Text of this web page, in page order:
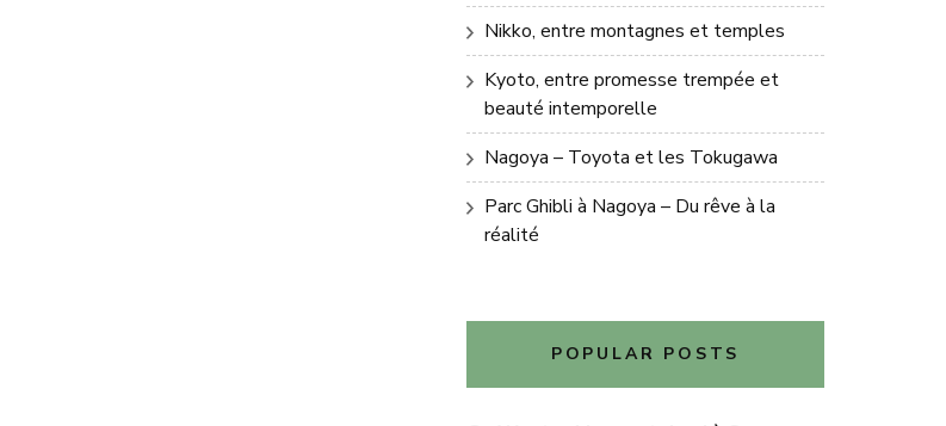
Nikko, entre montagnes et temples
Kyoto, entre promesse trempée et
beauté intemporelle
Nagoya – Toyota et les Tokugawa
Parc Ghibli à Nagoya – Du rêve à la
réalité
POPULAR POSTS